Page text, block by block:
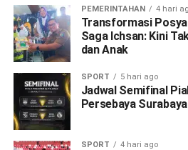
PEMERINTAHAN 4 hari
Transformasi
Saga Ichsan: Kini
dan Anak
SPORT 5 hari ago
Jadwal Semifinal
Persebaya
SPORT 4 hari ago